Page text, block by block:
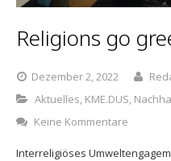
Religions go
Dezember 2, 2022
Aktuelles, KME.DUS,
Keine Kommentare
Interreligiöses